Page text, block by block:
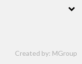
Created by: MGroup